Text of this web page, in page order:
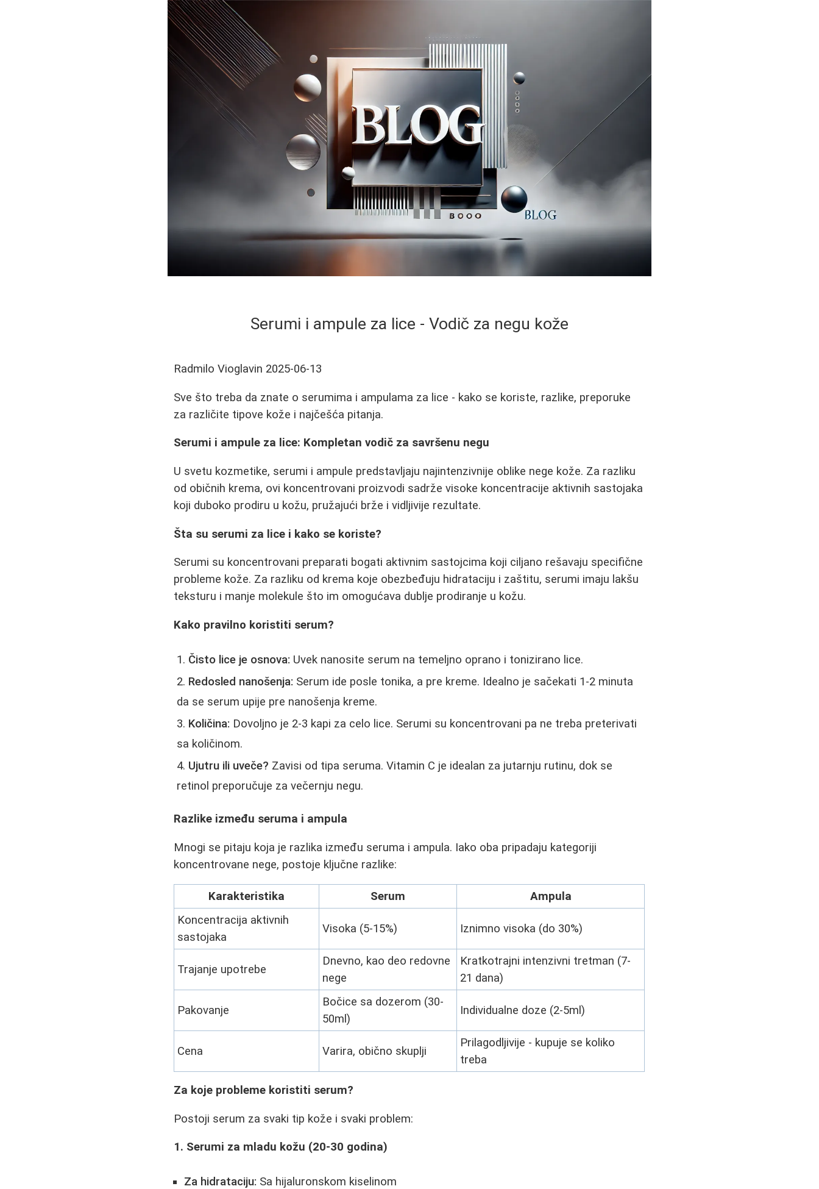
Serumi i ampule za lice - Vodič za negu kože
Radmilo Vioglavin 2025-06-13
Sve što treba da znate o serumima i ampulama za lice - kako se koriste, razlike, preporuke
za različite tipove kože i najčešća pitanja.
Serumi i ampule za lice: Kompletan vodič za savršenu negu
U svetu kozmetike, serumi i ampule predstavljaju najintenzivnije oblike nege kože. Za razliku
od običnih krema, ovi koncentrovani proizvodi sadrže visoke koncentracije aktivnih sastojaka
koji duboko prodiru u kožu, pružajući brže i vidljivije rezultate.
Šta su serumi za lice i kako se koriste?
Serumi su koncentrovani preparati bogati aktivnim sastojcima koji ciljano rešavaju specifične
probleme kože. Za razliku od krema koje obezbeđuju hidrataciju i zaštitu, serumi imaju lakšu
teksturu i manje molekule što im omogućava dublje prodiranje u kožu.
Kako pravilno koristiti serum?
Čisto lice je osnova: Uvek nanosite serum na temeljno oprano i tonizirano lice.
Redosled nanošenja: Serum ide posle tonika, a pre kreme. Idealno je sačekati 1-2 minuta
da se serum upije pre nanošenja kreme.
Količina: Dovoljno je 2-3 kapi za celo lice. Serumi su koncentrovani pa ne treba preterivati
sa količinom.
Ujutru ili uveče? Zavisi od tipa seruma. Vitamin C je idealan za jutarnju rutinu, dok se
retinol preporučuje za večernju negu.
Razlike između seruma i ampula
Mnogi se pitaju koja je razlika između seruma i ampula. Iako oba pripadaju kategoriji
koncentrovane nege, postoje ključne razlike:
Karakteristika Serum
Ampula
Koncentracija aktivnih
sastojaka
Visoka (5-15%) Iznimno visoka (do 30%)
Trajanje upotrebe
Dnevno, kao deo redovne
nege
Kratkotrajni intenzivni tretman (7-
21 dana)
Pakovanje
Bočice sa dozerom (30-
50ml)
Individualne doze (2-5ml)
Cena Varira, obično skuplji
Prilagodljivije - kupuje se koliko
treba
Za koje probleme koristiti serum?
Postoji serum za svaki tip kože i svaki problem:
1. Serumi za mladu kožu (20-30 godina)
Za hidrataciju: Sa hijaluronskom kiselinom